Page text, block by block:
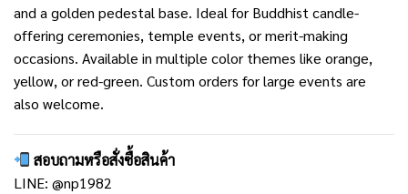
and a golden pedestal base. Ideal for Buddhist candle-
offering ceremonies, temple events, or merit-making
occasions. Available in multiple color themes like orange,
yellow, or red-green. Custom orders for large events are
also welcome.
สอบถามหรือสั่งซื้อสินค้า
LINE: @np1982